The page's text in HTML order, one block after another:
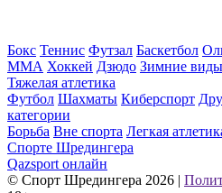
Бокс Теннис Футзал Баскетбол
ММА Хоккей Дзюдо Зимние виды
Тяжелая атлетика
Футбол Шахматы Киберспорт
категории
Борьба Вне спорта Легкая
Спорте Шредингера
Qazsport онлайн
© Cпорт Шредингера 2026 |